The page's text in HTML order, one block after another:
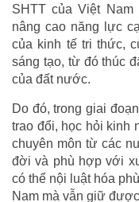
SHTT của Việt
nâng cao năng lực
của kinh tế tri thức,
sáng tạo, từ đó thúc
của đất nước.
Do đó, trong giai
trao đổi, học hỏi kinh
chuyên môn từ các
đời và phù hợp với
có thể nội luật hóa
Nam mà vẫn giữ